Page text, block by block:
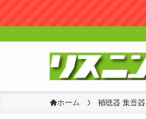
ホーム 補聴器 集音器